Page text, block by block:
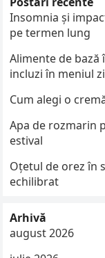
Insomnia și
pe termen lung
Alimente de
incluzi în meniul
Cum alegi o
Apa de rozmarin
estival
Oțetul de orez în
echilibrat
Arhivă
august 2026